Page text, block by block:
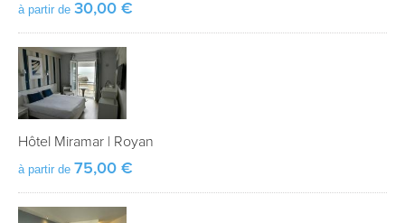
à partir de 30,00 €
Hôtel Miramar Royan
à partir de 75,00 €